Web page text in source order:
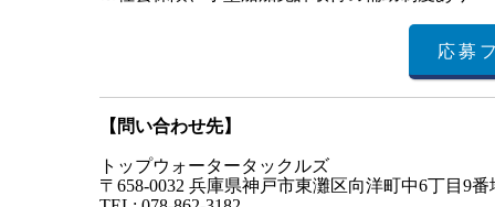
応募
【問い合わせ先】
トップウォータータックルズ
〒658-0032 兵庫県神戸市東灘区向洋町中6丁目9